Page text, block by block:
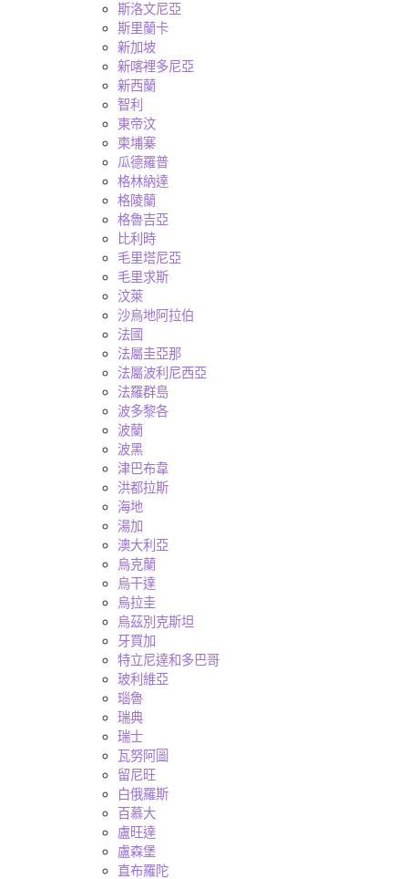
斯洛文尼亞
斯里蘭卡
新加坡
新喀裡多尼亞
新西蘭
智利
東帝汶
柬埔寨
瓜德羅普
格林納達
格陵蘭
格魯吉亞
比利時
毛里塔尼亞
毛里求斯
汶萊
沙烏地阿拉伯
法國
法屬圭亞那
法屬波利尼西亞
法羅群島
波多黎各
波蘭
波黑
津巴布韋
洪都拉斯
海地
湯加
澳大利亞
烏克蘭
烏干達
烏拉圭
烏茲別克斯坦
牙買加
特立尼達和多巴哥
玻利維亞
瑙魯
瑞典
瑞士
瓦努阿圖
留尼旺
白俄羅斯
百慕大
盧旺達
盧森堡
直布羅陀